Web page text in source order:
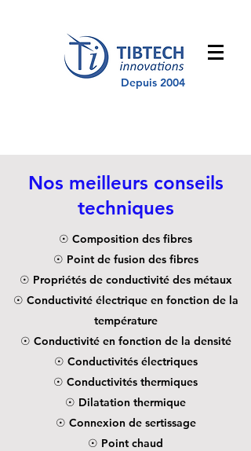
Depuis 2004
Nos meilleurs conseils
techniques
☉ Composition des fibres
☉ Point de fusion des fibres
☉ Propriétés de conductivité des métaux
☉ Conductivité électrique en fonction de la
température
☉ Conductivité en fonction de la densité
☉ Conductivités électriques
☉ Conductivités thermiques
☉ Dilatation thermique
☉ Connexion de sertissage
☉ Point chaud